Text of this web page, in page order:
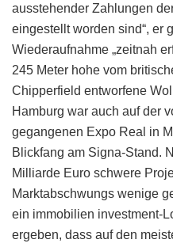
ausstehender Zahlungen
eingestellt worden sind“, er
Wiederaufnahme „zeitnah
245 Meter hohe vom
Chipperfield entworfene
Hamburg war auch auf der
gegangenen Expo Real in
Blickfang am Signa-Stand.
Milliarde Euro schwere
Marktabschwungs wenige
ein immobilien investment-
ergeben, dass auf den